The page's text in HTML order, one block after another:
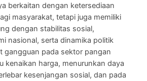
berkaitan dengan ketersediaan
masyarakat, tetapi juga memiliki
dengan stabilitas sosial,
nasional, serta dinamika politik
gangguan pada sektor pangan
kenaikan harga, menurunkan daya
kesenjangan sosial, dan pada